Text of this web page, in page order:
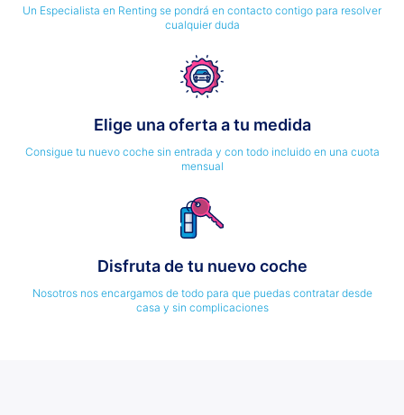
Un Especialista en Renting se pondrá en contacto contigo para resolver
cualquier duda
Elige una oferta a tu medida
Consigue tu nuevo coche sin entrada y con todo incluido en una cuota
mensual
Disfruta de tu nuevo coche
Nosotros nos encargamos de todo para que puedas contratar desde
casa y sin complicaciones